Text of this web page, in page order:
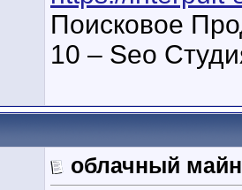
Поисковое
10 – Seo
облачный